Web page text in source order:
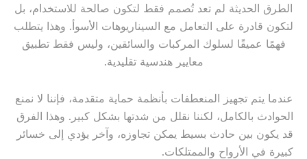
الطرق الحديثة لم تعد تُصمم فقط لتكون صالحة للاستخدام، بل
لتكون قادرة على التعامل مع السيناريوهات الأسوأ. وهذا يتطلب
فهمًا عميقًا لسلوك المركبات والسائقين، وليس فقط تطبيق
معايير هندسية تقليدية.
عندما يتم تجهيز المنعطفات بأنظمة حماية متقدمة، فإننا لا نمنع
الحوادث بالكامل، لكننا نقلل من شدتها بشكل كبير. وهذا الفرق
قد يكون بين حادث بسيط يمكن تجاوزه، وآخر يؤدي إلى خسائر
كبيرة في الأرواح والممتلكات.